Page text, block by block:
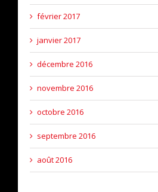
février 2017
janvier 2017
décembre 2016
novembre 2016
octobre 2016
septembre 2016
août 2016